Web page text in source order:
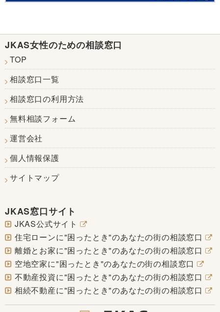
JKAS女性のための相談窓口
TOP
相談窓口一覧
相談窓口の利用方法
無料相談フォーム
運営会社
個人情報保護
サイトマップ
JKAS窓口サイト
JKAS公式サイト
住宅ローンに"困ったとき"のあなたの街の相談窓口
離婚とお家に"困ったとき"のあなたの街の相談窓口
空地空家に"困ったとき"のあなたの街の相談窓口
不動産投資に"困ったとき"のあなたの街の相談窓口
相続不動産に"困ったとき"のあなたの街の相談窓口